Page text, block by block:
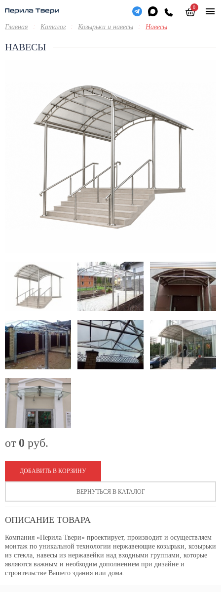
Главная : Каталог : Козырьки и навесы : Навесы
НАВЕСЫ
от 0 руб.
ДОБАВИТЬ В КОРЗИНУ
ВЕРНУТЬСЯ В КАТАЛОГ
ОПИСАНИЕ ТОВАРА
Компания «Перила Твери» проектирует, производит и осуществляем
монтаж по уникальной технологии нержавеющие козырьки, козырьки
из стекла, навесы из нержавейки над входными группами, которые
являются важным и необходим дополнением при дизайне и
строительстве Вашего здания или дома.
0